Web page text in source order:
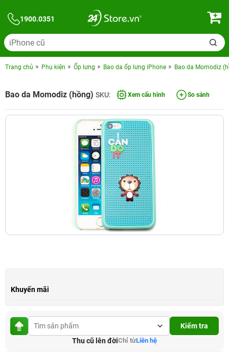
1900.0351
Trang chủ Phụ kiện Ốp lưng Bao da ốp lưng iPhone Bao da Momodiz
Bao da Momodiz (hồng) SKU: Xem cấu hình So sánh
Khuyến mãi
Kiểm tra
Thu cũ lên đờiChỉ từLiên hệ